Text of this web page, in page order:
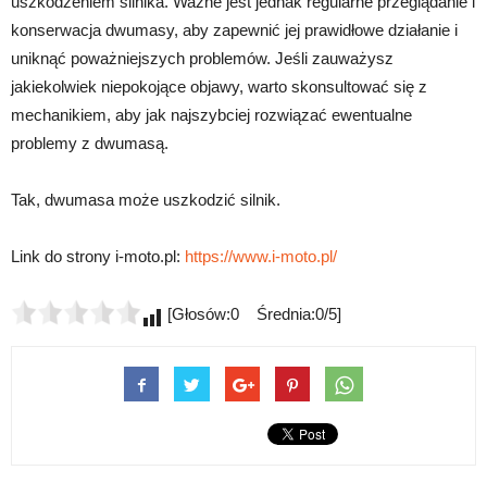
konserwacja dwumasy, aby zapewnić jej prawidłowe działanie i
uniknąć poważniejszych problemów. Jeśli zauważysz
jakiekolwiek niepokojące objawy, warto skonsultować się z
mechanikiem, aby jak najszybciej rozwiązać ewentualne
problemy z dwumasą.
Tak, dwumasa może uszkodzić silnik.
Link do strony i-moto.pl: https://www.i-moto.pl/
[Głosów:0 Średnia:0/5]